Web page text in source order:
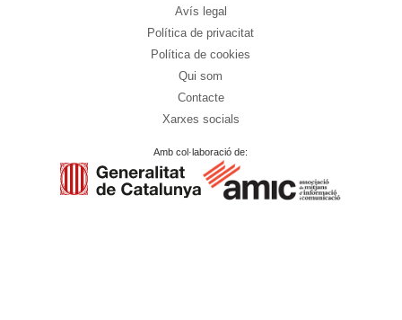
Avís legal
Política de privacitat
Política de cookies
Qui som
Contacte
Xarxes socials
Amb col·laboració de: